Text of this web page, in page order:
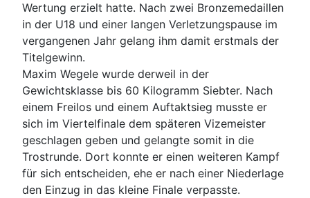
Wertung erzielt hatte. Nach zwei Bronzemedaillen
in der U18 und einer langen Verletzungspause im
vergangenen Jahr gelang ihm damit erstmals der
Titelgewinn.
Maxim Wegele wurde derweil in der
Gewichtsklasse bis 60 Kilogramm Siebter. Nach
einem Freilos und einem Auftaktsieg musste er
sich im Viertelfinale dem späteren Vizemeister
geschlagen geben und gelangte somit in die
Trostrunde. Dort konnte er einen weiteren Kampf
für sich entscheiden, ehe er nach einer Niederlage
den Einzug in das kleine Finale verpasste.